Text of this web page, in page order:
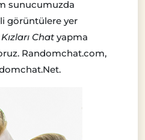
sunucumuzda
görüntülere yer
Chat yapma
Randomchat.com,